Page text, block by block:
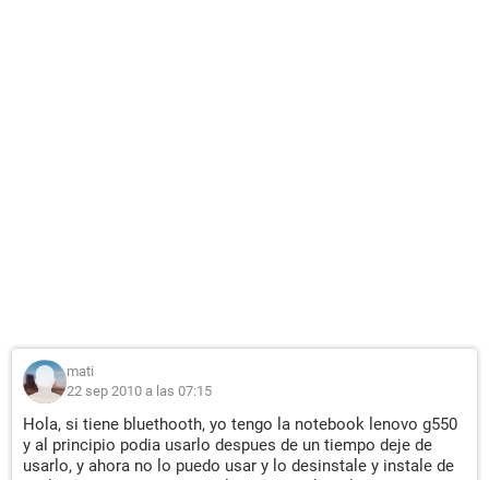
mati
22 sep 2010 a las 07:15
Hola, si tiene bluethooth, yo tengo la notebook lenovo g550
y al principio podia usarlo despues de un tiempo deje de
usarlo, y ahora no lo puedo usar y lo desinstale y instale de